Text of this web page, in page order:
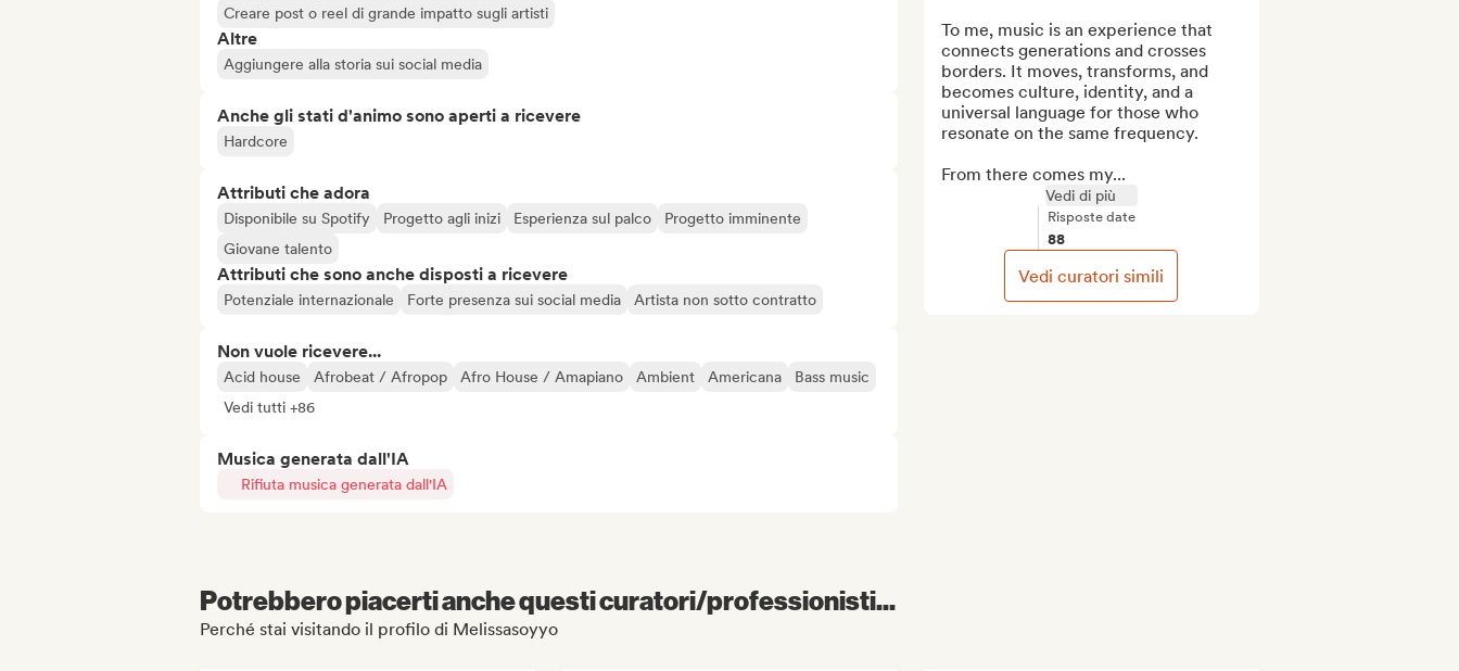
Creare post o reel di grande impatto sugli artisti
Altre
Aggiungere alla storia sui social media
Anche gli stati d'animo sono aperti a ricevere
Hardcore
Attributi che adora
Disponibile su Spotify Progetto agli inizi Esperienza sul palco
Progetto imminente
Giovane talento
Attributi che sono anche disposti a ricevere
Potenziale internazionale Forte presenza sui social media Artista non sotto contratto
Non vuole ricevere...
Acid house Afrobeat / Afropop Afro House / Amapiano Ambient Americana
Bass music
Vedi tutti +86
Musica generata dall'IA
Rifiuta musica generata dall'IA
To me, music is an experience that
connects generations and crosses
borders. It moves, transforms, and
becomes culture, identity, and a
universal language for those who
resonate on the same frequency.
From there comes my...
Vedi di più
Risposte date
88
Vedi curatori simili
Potrebbero piacerti anche questi curatori/professionisti...
Perché stai visitando il profilo di Melissasoyyo